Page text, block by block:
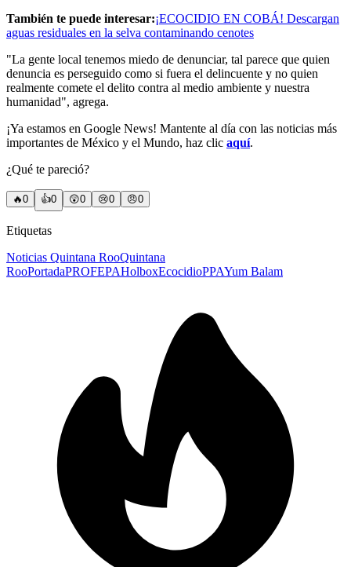
También te puede interesar:¡ECOCIDIO EN COBÁ! Descargan
aguas residuales en la selva contaminando cenotes
"La gente local tenemos miedo de denunciar, tal parece que quien
denuncia es perseguido como si fuera el delincuente y no quien
realmente comete el delito contra al medio ambiente y nuestra
humanidad", agrega.
¡Ya estamos en Google News! Mantente al día con las noticias más
importantes de México y el Mundo, haz clic aquí.
¿Qué te pareció?
🔥0 👍0 😲0 😢0 😠0
Etiquetas
Noticias Quintana RooQuintana
RooPortadaPROFEPAHolboxEcocidioPPAYum Balam